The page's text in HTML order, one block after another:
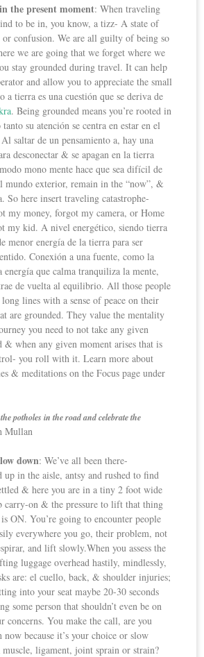
the present moment: When traveling
to be in, you know, a tizz- A state of
or confusion. We are all guilty of being so
we are going that we forget where we
stay grounded during travel. It can help
and allow you to appreciate the small
a tierra es una cuestión que se deriva de
. Being grounded means you’re rooted in
su atención se centra en estar en el
saltar de un pensamiento a, hay una
desconectar & se apagan en la tierra
mono mente hace que sea difícil de
mundo exterior, remain in the “now”, &
So here insert traveling catastrophe-
my money, forgot my camera, or Home
my kid. A nivel energético, siendo tierra
menor energía de la tierra para ser
Conexión a una fuente, como la
energía que calma tranquiliza la mente,
de vuelta al equilibrio. All those people
lines with a sense of peace on their
are grounded. They value the mentality
you need to not take any given
& when any given moment arises that is
you roll with it. Learn more about
& meditations on the Focus page under
potholes in the road and celebrate the
Mullan
down: We’ve all been there-
up in the aisle, antsy and rushed to find
& here you are in a tiny 2 foot wide
carry-on & the pressure to lift that thing
ON. You’re going to encounter people
everywhere you go, their problem, not
and lift slowly.When you assess the
luggage overhead hastily, mindlessly,
are: el cuello, back, & shoulder injuries;
into your seat maybe 20-30 seconds
some person that shouldn’t even be on
concerns. You make the call, are you
because it’s your choice or slow
ligament, joint sprain or strain?